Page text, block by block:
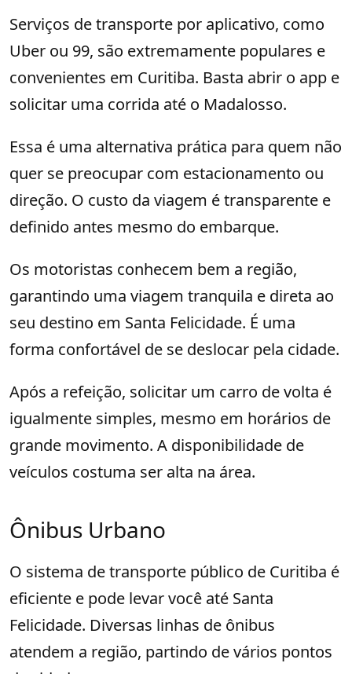
Serviços de transporte por aplicativo, como
Uber ou 99, são extremamente populares e
convenientes em Curitiba. Basta abrir o app e
solicitar uma corrida até o Madalosso.
Essa é uma alternativa prática para quem não
quer se preocupar com estacionamento ou
direção. O custo da viagem é transparente e
definido antes mesmo do embarque.
Os motoristas conhecem bem a região,
garantindo uma viagem tranquila e direta ao
seu destino em Santa Felicidade. É uma
forma confortável de se deslocar pela cidade.
Após a refeição, solicitar um carro de volta é
igualmente simples, mesmo em horários de
grande movimento. A disponibilidade de
veículos costuma ser alta na área.
Ônibus Urbano
O sistema de transporte público de Curitiba é
eficiente e pode levar você até Santa
Felicidade. Diversas linhas de ônibus
atendem a região, partindo de vários pontos